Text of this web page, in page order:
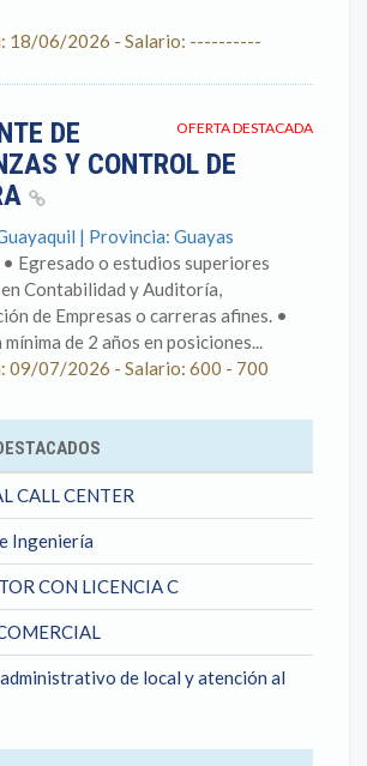
18/06/2026 - Salario: ----------
OFERTA DESTACADA
DE
Y CONTROL DE
| Provincia: Guayas
Egresado o estudios superiores
Contabilidad y Auditoría,
de Empresas o carreras afines. •
de 2 años en posiciones...
09/07/2026 - Salario: 600 - 700
CALL CENTER
Ingeniería
CON LICENCIA C
de local y atención al